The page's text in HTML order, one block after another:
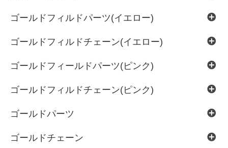
ゴールドフィルドパーツ(イエロー)
ゴールドフィルドチェーン(イエロー)
ゴールドフィールドパーツ(ピンク)
ゴールドフィルドチェーン(ピンク)
ゴールドパーツ
ゴールドチェーン